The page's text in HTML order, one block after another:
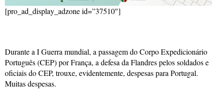
[pro_ad_display_adzone id=”37510″]
Durante a I Guerra mundial, a passagem do Corpo Expedicionário
Português (CEP) por França, a defesa da Flandres pelos soldados e
oficiais do CEP, trouxe, evidentemente, despesas para Portugal.
Muitas despesas.